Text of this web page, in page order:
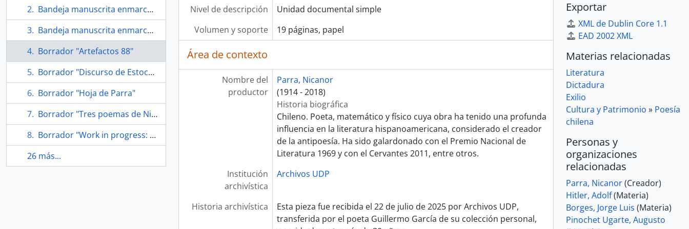
Bandeja manuscrita enmarcada "La poesía pasa"
Bandeja manuscrita enmarcada "Poor & rich"
Borrador "Artefactos 88"
Borrador "Discurso de Estocolmo"
Borrador "Hoja de Parra"
Borrador "Tres poemas de Nicanor Parra"
Borrador "Work in progress: a reading at NYU poetry"
26 más...
Nivel de descripción
Unidad documental simple
Volumen y soporte
19 páginas, papel
Área de contexto
Nombre del
productor
Parra, Nicanor
(1914 - 2018)
Historia biográfica
Chileno. Poeta, matemático y físico cuya obra ha tenido una profunda
influencia en la literatura hispanoamericana, considerado el creador
de la antipoesía. Ha sido galardonado con el Premio Nacional de
Literatura 1969 y con el Cervantes 2011, entre otros.
Institución
archivística
Archivos UDP
Historia archivística
Esta pieza fue recibida el 22 de julio de 2025 por Archivos UDP,
transferida por el poeta Guillermo García de su colección personal,
Exportar
XML de Dublin Core 1.1
EAD 2002 XML
Materias relacionadas
Literatura
Dictadura
Exilio
Cultura y Patrimonio » Poesía
chilena
Personas y
organizaciones
relacionadas
Parra, Nicanor(Creador)
Hitler, Adolf(Materia)
Borges, Jorge Luis (Materia)
Pinochet Ugarte, Augusto